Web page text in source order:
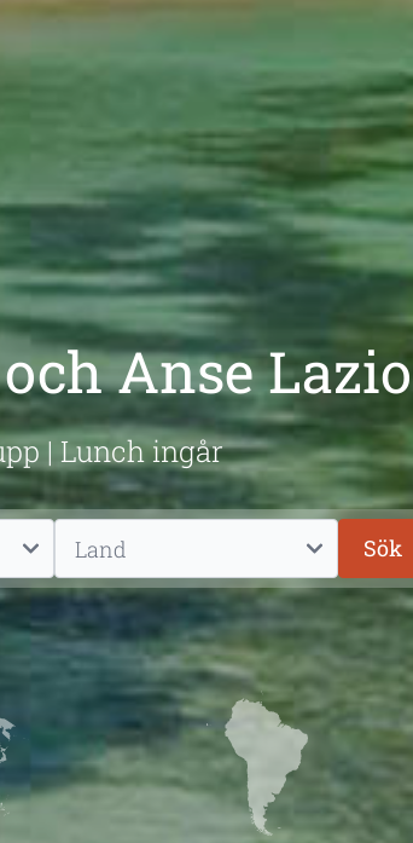
Anse Lazio
| Lunch ingår
Sök